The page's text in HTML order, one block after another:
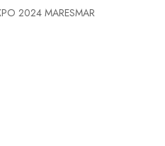
2024 MARESMAR